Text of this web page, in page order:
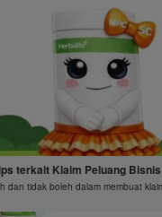
terkait Klaim Peluang Bisnis
dan tidak boleh dalam membuat